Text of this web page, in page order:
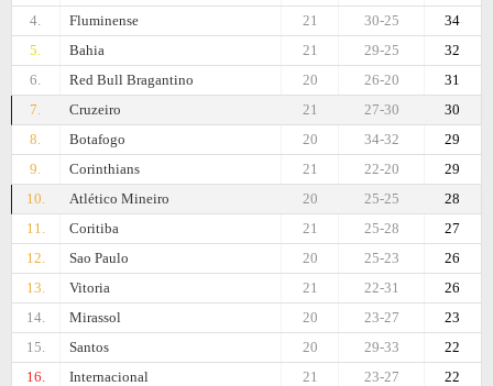
4.
Fluminense 34
30-25
21
5.
Bahia 32
29-25
21
6.
Red Bull Bragantino 31
26-20
20
7.
Cruzeiro 30
27-30
21
8.
Botafogo 29
34-32
20
9.
Corinthians 29
22-20
21
10.
Atlético Mineiro 28
25-25
20
11.
Coritiba 27
25-28
21
12.
Sao Paulo 26
25-23
20
13.
Vitoria 26
22-31
21
14.
Mirassol 23
23-27
20
15.
Santos 22
29-33
20
16.
Internacional 22
23-27
21